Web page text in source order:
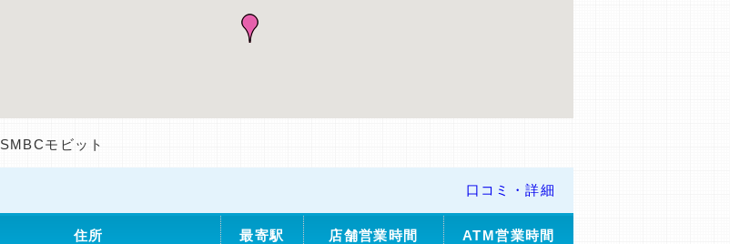
SMBCモビット
口コミ・詳細
住所 最寄駅 店舗営業時間 ATM営業時間